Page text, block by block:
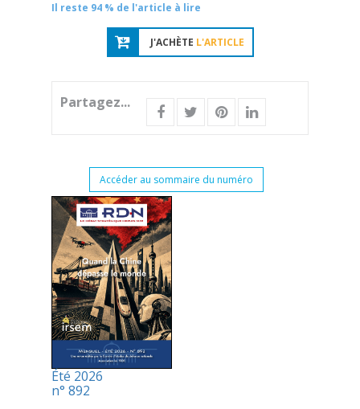
Il reste 94 % de l'article à lire
J'ACHÈTE L'ARTICLE
Partagez...
Accéder au sommaire du numéro
Été 2026
n° 892